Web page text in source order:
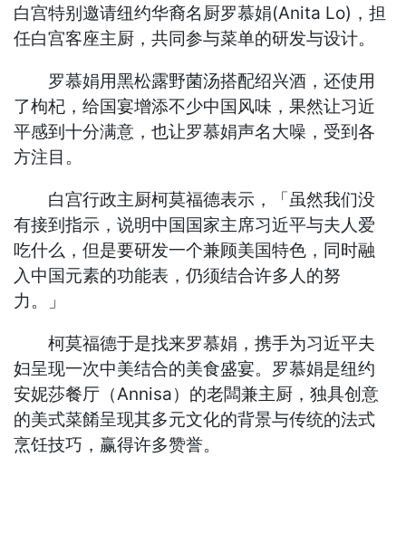
白宫特别邀请纽约华裔名厨罗慕娟(Anita Lo)，担
任白宫客座主厨，共同参与菜单的研发与设计。
罗慕娟用黑松露野菌汤搭配绍兴酒，还使用
了枸杞，给国宴增添不少中国风味，果然让习近
平感到十分满意，也让罗慕娟声名大噪，受到各
方注目。
白宫行政主厨柯莫福德表示，「虽然我们没
有接到指示，说明中国国家主席习近平与夫人爱
吃什么，但是要研发一个兼顾美国特色，同时融
入中国元素的功能表，仍须结合许多人的努
力。」
柯莫福德于是找来罗慕娟，携手为习近平夫
妇呈现一次中美结合的美食盛宴。罗慕娟是纽约
安妮莎餐厅（Annisa）的老闆兼主厨，独具创意
的美式菜餚呈现其多元文化的背景与传统的法式
烹饪技巧，赢得许多赞誉。